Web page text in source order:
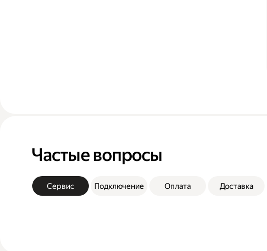
Частые вопросы
Сервис Подключение Оплата Доставка